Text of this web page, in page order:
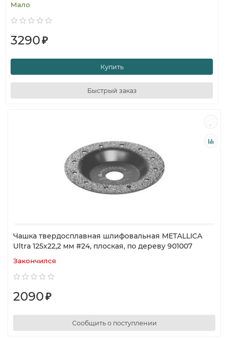
Мало
3290₽
Купить
Быстрый заказ
Чашка твердосплавная шлифовальная METALLICA
Ultra 125х22,2 мм #24, плоская, по дереву 901007
Закончился
2090₽
Сообщить о поступлении